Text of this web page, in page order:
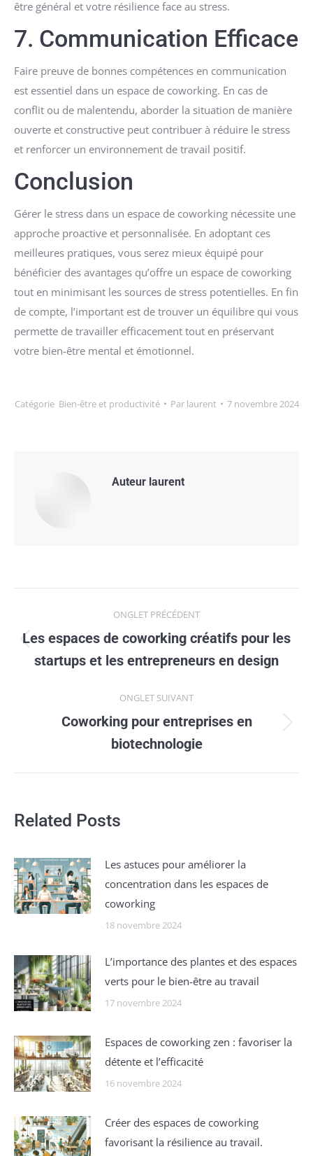
être général et votre résilience face au stress.
7. Communication Efficace
Faire preuve de bonnes compétences en communication
est essentiel dans un espace de coworking. En cas de
conflit ou de malentendu, aborder la situation de manière
ouverte et constructive peut contribuer à réduire le stress
et renforcer un environnement de travail positif.
Conclusion
Gérer le stress dans un espace de coworking nécessite une
approche proactive et personnalisée. En adoptant ces
meilleures pratiques, vous serez mieux équipé pour
bénéficier des avantages qu’offre un espace de coworking
tout en minimisant les sources de stress potentielles. En fin
de compte, l’important est de trouver un équilibre qui vous
permette de travailler efficacement tout en préservant
votre bien-être mental et émotionnel.
Catégorie Bien-être et productivité Par laurent 7 novembre 2024
Auteur laurent
de
commentaire
ONGLET PRÉCÉDENT
Onglet
précédent
Les espaces de coworking créatifs pour les
startups et les entrepreneurs en design
ONGLET SUIVANT
Onglet
suivant
Coworking pour entreprises en
biotechnologie
Related Posts
Les astuces pour améliorer la
concentration dans les espaces de
coworking
18 novembre 2024
Lʼimportance des plantes et des espaces
verts pour le bien-être au travail
17 novembre 2024
Espaces de coworking zen : favoriser la
détente et l’efficacité
16 novembre 2024
Créer des espaces de coworking
favorisant la résilience au travail.